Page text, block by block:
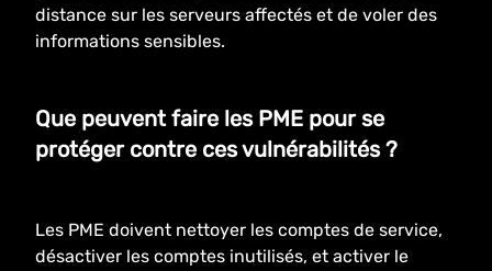
distance sur les serveurs affectés et de voler des
informations sensibles.
Que peuvent faire les PME pour se
protéger contre ces vulnérabilités ?
Les PME doivent nettoyer les comptes de service,
désactiver les comptes inutilisés, et activer le